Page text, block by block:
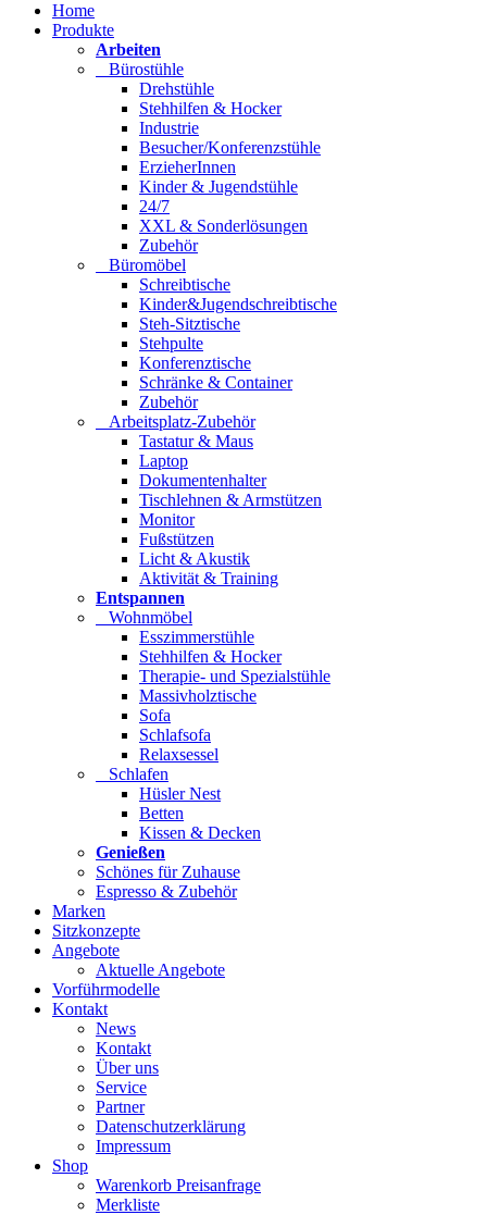
Home
Produkte
Arbeiten
Bürostühle
Drehstühle
Stehhilfen & Hocker
Industrie
Besucher/Konferenzstühle
ErzieherInnen
Kinder & Jugendstühle
24/7
XXL & Sonderlösungen
Zubehör
Büromöbel
Schreibtische
Kinder&Jugendschreibtische
Steh-Sitztische
Stehpulte
Konferenztische
Schränke & Container
Zubehör
Arbeitsplatz-Zubehör
Tastatur & Maus
Laptop
Dokumentenhalter
Tischlehnen & Armstützen
Monitor
Fußstützen
Licht & Akustik
Aktivität & Training
Entspannen
Wohnmöbel
Esszimmerstühle
Stehhilfen & Hocker
Therapie- und Spezialstühle
Massivholztische
Sofa
Schlafsofa
Relaxsessel
Schlafen
Hüsler Nest
Betten
Kissen & Decken
Genießen
Schönes für Zuhause
Espresso & Zubehör
Marken
Sitzkonzepte
Angebote
Aktuelle Angebote
Vorführmodelle
Kontakt
News
Kontakt
Über uns
Service
Partner
Datenschutzerklärung
Impressum
Shop
Warenkorb Preisanfrage
Merkliste